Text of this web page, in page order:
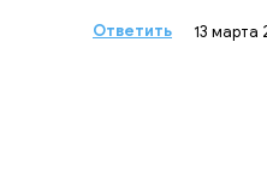
Ответить 13 марта